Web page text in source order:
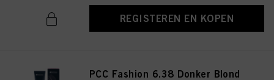
REGISTEREN EN KOPEN
PCC Fashion 6.38 Donker Blond